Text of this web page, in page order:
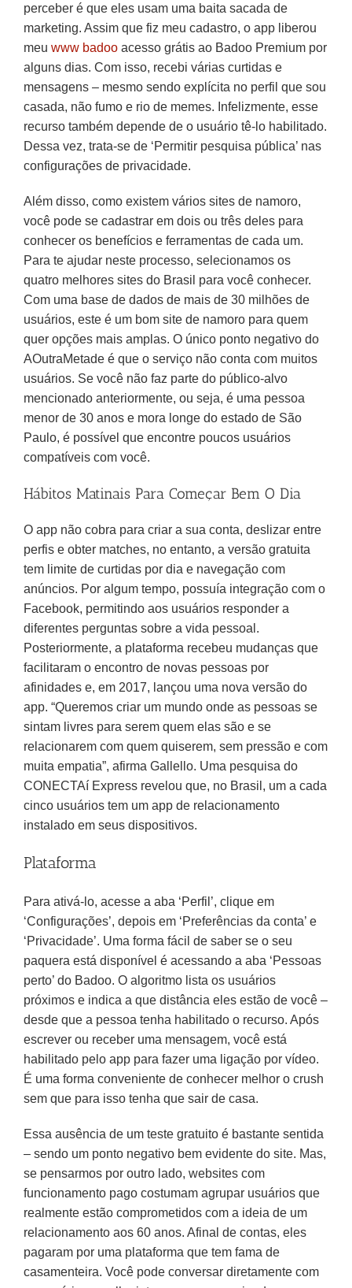
perceber é que eles usam uma baita sacada de
marketing. Assim que fiz meu cadastro, o app liberou
meu www badoo acesso grátis ao Badoo Premium por
alguns dias. Com isso, recebi várias curtidas e
mensagens – mesmo sendo explícita no perfil que sou
casada, não fumo e rio de memes. Infelizmente, esse
recurso também depende de o usuário tê-lo habilitado.
Dessa vez, trata-se de ‘Permitir pesquisa pública’ nas
configurações de privacidade.
Além disso, como existem vários sites de namoro,
você pode se cadastrar em dois ou três deles para
conhecer os benefícios e ferramentas de cada um.
Para te ajudar neste processo, selecionamos os
quatro melhores sites do Brasil para você conhecer.
Com uma base de dados de mais de 30 milhões de
usuários, este é um bom site de namoro para quem
quer opções mais amplas. O único ponto negativo do
AOutraMetade é que o serviço não conta com muitos
usuários. Se você não faz parte do público-alvo
mencionado anteriormente, ou seja, é uma pessoa
menor de 30 anos e mora longe do estado de São
Paulo, é possível que encontre poucos usuários
compatíveis com você.
Hábitos Matinais Para Começar Bem O Dia
O app não cobra para criar a sua conta, deslizar entre
perfis e obter matches, no entanto, a versão gratuita
tem limite de curtidas por dia e navegação com
anúncios. Por algum tempo, possuía integração com o
Facebook, permitindo aos usuários responder a
diferentes perguntas sobre a vida pessoal.
Posteriormente, a plataforma recebeu mudanças que
facilitaram o encontro de novas pessoas por
afinidades e, em 2017, lançou uma nova versão do
app. “Queremos criar um mundo onde as pessoas se
sintam livres para serem quem elas são e se
relacionarem com quem quiserem, sem pressão e com
muita empatia”, afirma Gallello. Uma pesquisa do
CONECTAí Express revelou que, no Brasil, um a cada
cinco usuários tem um app de relacionamento
instalado em seus dispositivos.
Plataforma
Para ativá-lo, acesse a aba ‘Perfil’, clique em
‘Configurações’, depois em ‘Preferências da conta’ e
‘Privacidade’. Uma forma fácil de saber se o seu
paquera está disponível é acessando a aba ‘Pessoas
perto’ do Badoo. O algoritmo lista os usuários
próximos e indica a que distância eles estão de você –
desde que a pessoa tenha habilitado o recurso. Após
escrever ou receber uma mensagem, você está
habilitado pelo app para fazer uma ligação por vídeo.
É uma forma conveniente de conhecer melhor o crush
sem que para isso tenha que sair de casa.
Essa ausência de um teste gratuito é bastante sentida
– sendo um ponto negativo bem evidente do site. Mas,
se pensarmos por outro lado, websites com
funcionamento pago costumam agrupar usuários que
realmente estão comprometidos com a ideia de um
relacionamento aos 60 anos. Afinal de contas, eles
pagaram por uma plataforma que tem fama de
casamenteira. Você pode conversar diretamente com